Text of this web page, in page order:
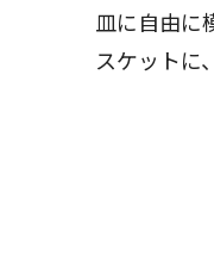
皿に自由に
スケットに